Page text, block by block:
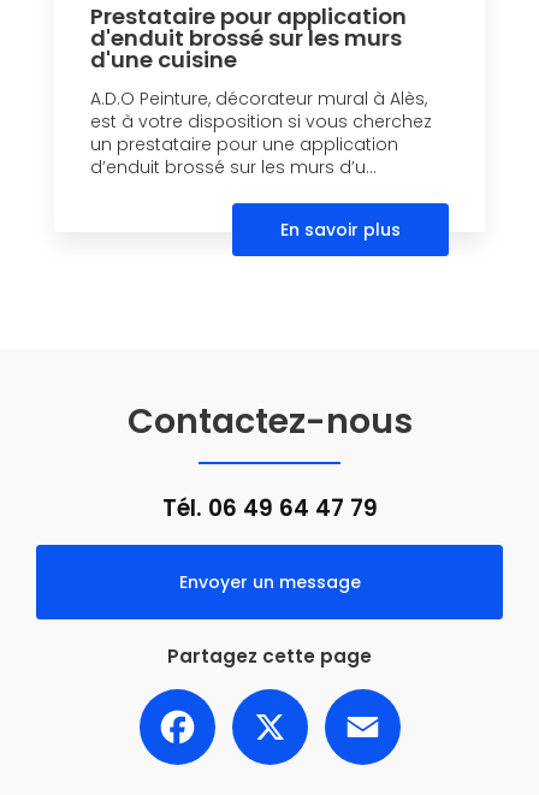
Prestataire pour application
d'enduit brossé sur les murs
d'une cuisine
A.D.O Peinture, décorateur mural à Alès,
est à votre disposition si vous cherchez
un prestataire pour une application
d’enduit brossé sur les murs d’u...
En savoir plus
Contactez-nous
Tél. 06 49 64 47 79
Envoyer un message
Partagez cette page
Facebook